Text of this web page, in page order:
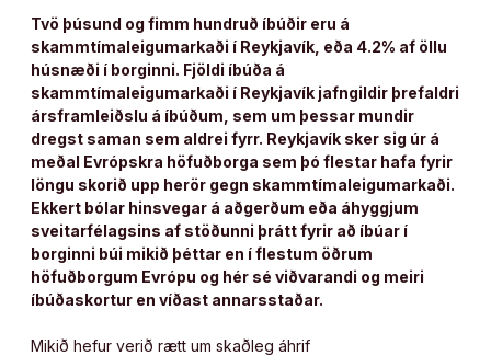
Tvö þúsund og fimm hundruð íbúðir eru á
skammtímaleigumarkaði í Reykjavík, eða 4.2% af öllu
húsnæði í borginni. Fjöldi íbúða á
skammtímaleigumarkaði í Reykjavík jafngildir þrefaldri
ársframleiðslu á íbúðum, sem um þessar mundir
dregst saman sem aldrei fyrr. Reykjavík sker sig úr á
meðal Evrópskra höfuðborga sem þó flestar hafa fyrir
löngu skorið upp herör gegn skammtímaleigumarkaði.
Ekkert bólar hinsvegar á aðgerðum eða áhyggjum
sveitarfélagsins af stöðunni þrátt fyrir að íbúar í
borginni búi mikið þéttar en í flestum öðrum
höfuðborgum Evrópu og hér sé viðvarandi og meiri
íbúðaskortur en víðast annarsstaðar.
Mikið hefur verið rætt um skaðleg áhrif